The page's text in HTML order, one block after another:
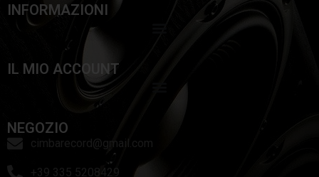
INFORMAZIONI
IL MIO ACCOUNT
NEGOZIO
cimbarecord@gmail.com
+39 335 5208429